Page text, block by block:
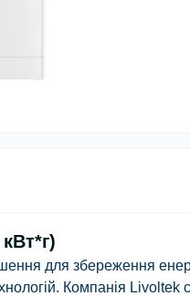
для збереження
Компанія